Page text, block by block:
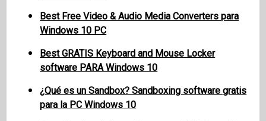
Best Free Video & Audio Media Converters para
Windows 10 PC
Best GRATIS Keyboard and Mouse Locker
software PARA Windows 10
¿Qué es un Sandbox? Sandboxing software gratis
para la PC Windows 10